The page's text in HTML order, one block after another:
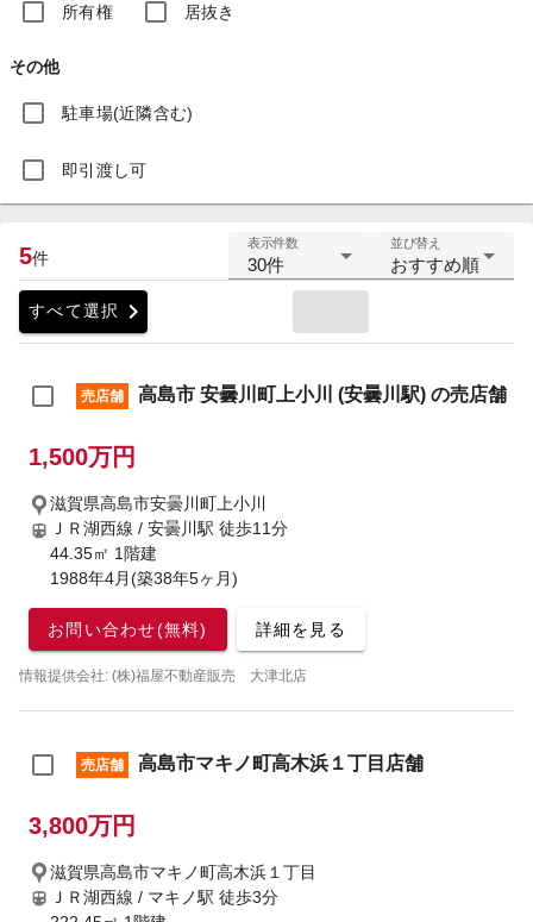
所有権 居抜き
その他
駐車場(近隣含む)
即引渡し可
5件
表示件数
30件
並び替え
おすすめ順
すべて選択 chevron_right
売店舗 高島市 安曇川町上小川 (安曇川駅) の売店舗
1,500万円
滋賀県高島市安曇川町上小川
ＪＲ湖西線 / 安曇川駅 徒歩11分
44.35㎡ 1階建
1988年4月(築38年5ヶ月)
お問い合わせ(無料) 詳細を見る
情報提供会社: (株)福屋不動産販売 大津北店
売店舗 高島市マキノ町高木浜１丁目店舗
3,800万円
滋賀県高島市マキノ町高木浜１丁目
ＪＲ湖西線 / マキノ駅 徒歩3分